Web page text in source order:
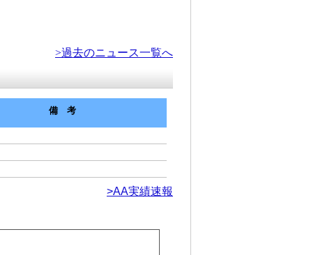
>過去のニュース一覧へ
備考
>AA実績速報